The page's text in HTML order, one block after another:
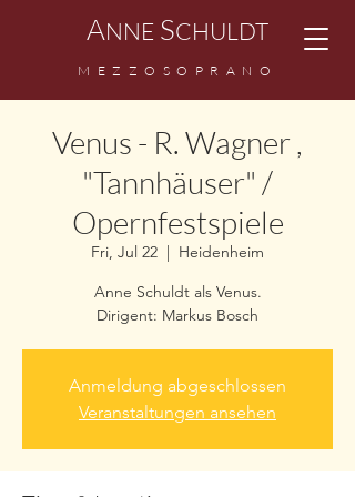
ANNE SCHULDT
MEZZOSOPRANO
Venus - R. Wagner ,
"Tannhäuser" /
Opernfestspiele
Fri, Jul 22
  |
Heidenheim
Anne Schuldt als Venus.
Dirigent: Markus Bosch
Anmeldung abgeschlossen
Veranstaltungen ansehen